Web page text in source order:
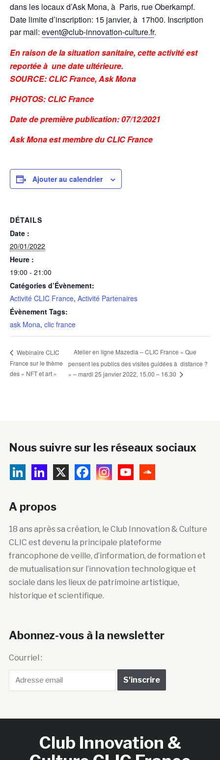
dans les locaux d’Ask Mona, à Paris, rue Oberkampf.
Date limite d’inscription: 15 janvier, à 17h00. Inscription
par mail: event@club-innovation-culture.fr.
En raison de la situation sanitaire, cette activité est
reportée à une date ultérieure.
SOURCE: CLIC France, Ask Mona
PHOTOS: CLIC France
Date de première publication: 07/12/2021
Ask Mona est membre du CLIC France
Ajouter au calendrier
DÉTAILS
Date :
20/01/2022
Heure :
19:00 - 21:00
Catégories d’Évènement:
Activité CLIC France, Activité Partenaires
Évènement Tags:
ask Mona, clic france
Webinaire CLIC
France sur le thème
des « NFT et art »
Atelier en ligne Mazedia – CLIC France « Que
pensent les publics des visites guidées à distance ?
» – mardi 25 janvier 2022, 15.00 – 16.30
Nous suivre sur les réseaux sociaux
A propos
18 ans après sa création, le Club Innovation & Culture
CLIC est devenu la principale plateforme
francophone de veille, d’information, de formation et
de mutualisation sur l’innovation technologique et
sociale dans les lieux de patrimoine artistique,
historique et scientifique.
Abonnez-vous à la newsletter
Courriel :
Club Innovation &